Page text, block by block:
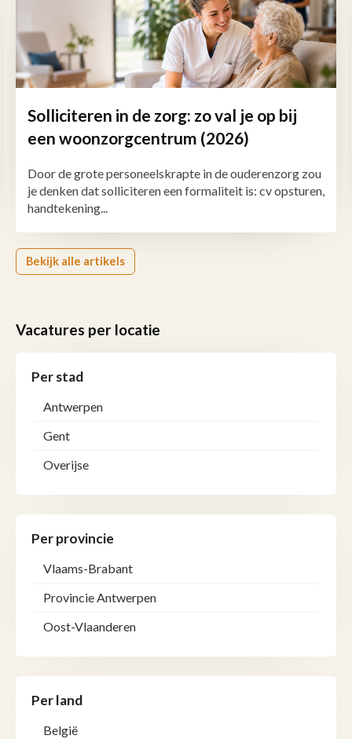
Solliciteren in de zorg: zo val je op bij
een woonzorgcentrum (2026)
Door de grote personeelskrapte in de ouderenzorg zou
je denken dat solliciteren een formaliteit is: cv opsturen,
handtekening...
Bekijk alle artikels
Vacatures per locatie
Per stad
Antwerpen
Gent
Overijse
Per provincie
Vlaams-Brabant
Provincie Antwerpen
Oost-Vlaanderen
Per land
België